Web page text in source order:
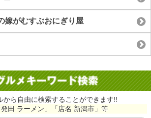
嫁がむすぶおにぎり屋
から自由に検索することができます!!
田 ラーメン」「店名 新潟市」等